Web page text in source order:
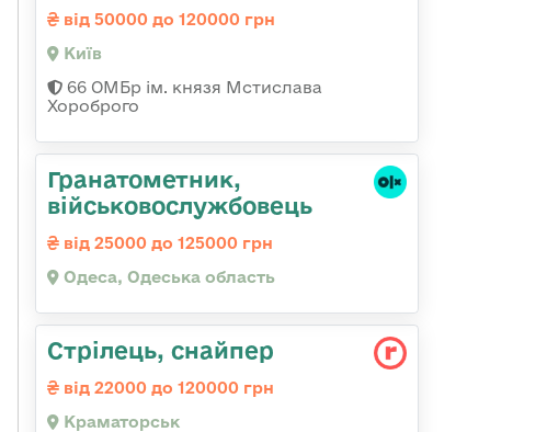
від 50000 до 120000 грн
Київ
66 ОМБр ім. князя Мстислава
Хороброго
Гранатометник,
військовослужбовець
від 25000 до 125000 грн
Одеса, Одеська область
Стрілець, снайпер
від 22000 до 120000 грн
Краматорськ